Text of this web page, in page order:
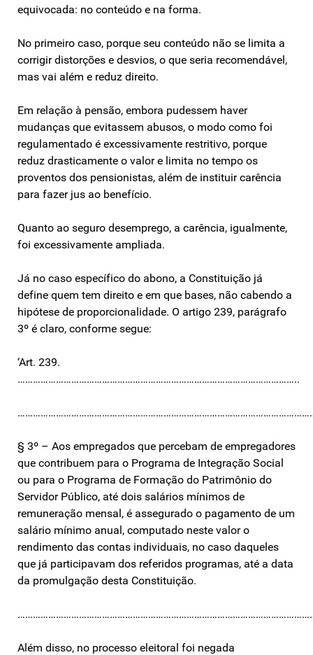
equivocada: no conteúdo e na forma.
No primeiro caso, porque seu conteúdo não se limita a
corrigir distorções e desvios, o que seria recomendável,
mas vai além e reduz direito.
Em relação à pensão, embora pudessem haver
mudanças que evitassem abusos, o modo como foi
regulamentado é excessivamente restritivo, porque
reduz drasticamente o valor e limita no tempo os
proventos dos pensionistas, além de instituir carência
para fazer jus ao benefício.
Quanto ao seguro desemprego, a carência, igualmente,
foi excessivamente ampliada.
Já no caso específico do abono, a Constituição já
define quem tem direito e em que bases, não cabendo a
hipótese de proporcionalidade. O artigo 239, parágrafo
3º é claro, conforme segue:
‘Art. 239.
………………………………………………………………………………………………..
§ 3º – Aos empregados que percebam de empregadores
que contribuem para o Programa de Integração Social
ou para o Programa de Formação do Patrimônio do
Servidor Público, até dois salários mínimos de
remuneração mensal, é assegurado o pagamento de um
salário mínimo anual, computado neste valor o
rendimento das contas individuais, no caso daqueles
que já participavam dos referidos programas, até a data
da promulgação desta Constituição.
Além disso, no processo eleitoral foi negada